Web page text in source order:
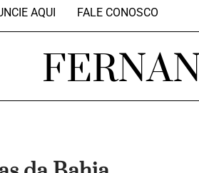
AQUI FALE CONOSCO